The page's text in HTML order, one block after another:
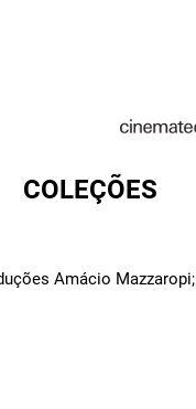
COLEÇÕES
Amácio Mazzaropi;